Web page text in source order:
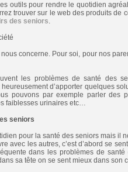
outils pour rendre le quotidien
trouver sur le web des produits de
des seniors.
concerne. Pour soi, pour nos
les problèmes de santé des
d’apporter quelques
pouvons par exemple parler des
faiblesses urinaires etc…
seniors
pour la santé des seniors mais il
avec les autres, c’est d’abord se
dans les problèmes de
sa tête on se sent mieux dans son